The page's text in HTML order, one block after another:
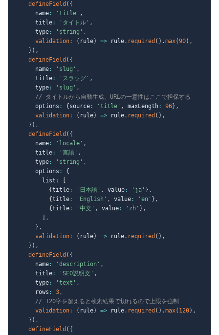
defineField ( {
      name
: 'title' ,
      title
: 'タイトル' ,
      type
: 'string' ,
validation : ( rule) => rule. required ( ) .max(90) ,
} ) ,
defineField ( {
      name
: 'slug' ,
      title
: 'スラッグ' ,
      type
: 'slug' ,
// タイトルから自動生成。URLの一意性はここで担保する
      options
: { source : 'title' , maxLength : 96} ,
validation : ( rule) => rule. required ( ) ,
} ) ,
defineField ( {
      name
: 'locale' ,
      title
: '言語' ,
      type
: 'string' ,
      options
:
{
        list
:
{title : '日本語' , value : 'ja' } ,
{title : 'English' , value : 'en' } ,
{title : '中文' , value : 'zh' } ,
,
} ,
validation : ( rule) => rule. required ( ) ,
} ) ,
defineField ( {
      name
: 'description' ,
      title
: 'SEO説明文' ,
      type
: 'text' ,
      rows
: 3,
// 120字を超えると検索結果で切れるので上限を強制
validation : ( rule) => rule. required ( ) .max( 120) ,
} ) ,
defineField ( {